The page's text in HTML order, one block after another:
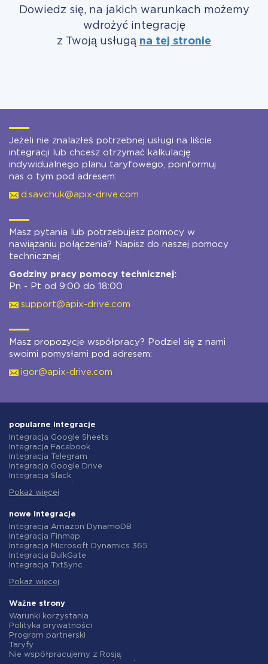
Dowiedz się, na jakich warunkach możemy
wdrożyć integrację
z Twoją usługą na tej stronie
Jeżeli nie znalazłeś potrzebnej usługi na liście
integracji lub chcesz otrzymać kalkulację
indywidualnego planu taryfowego, poinformuj
nas o tym pod adresem:
d.savchuk@apix-drive.com
Masz pytania lub potrzebujesz pomocy w
nawiązaniu połączenia? Napisz do naszej pomocy
technicznej:
Godziny pracy pomocy technicznej:
Pn - Pt od 9:00 do 18:00
support@apix-drive.com
Masz propozycje współpracy? Podziel się z nami
swoimi pomysłami pod adresem:
igor@apix-drive.com
popularne integracje
Integracja Google Sheets
Integracja Facebook
Integracja Telegram
Integracja Google Drive
Integracja Slack
Integracja Gmail
Integracja ClickUp
Integracja Airtable
Integracja Google Contacts
Integracja OpenAI (ChatGPT)
Integracja Instagram
Integracja ActiveCampaign
Integracja Salesforce CRM
Integracja Notion
Integracja AWeber
Integracja Asana
Integracja ZOHO CRM
Integracja Webhooks
Integracja GetResponse
Pokaż więcej
nowe integracje
Integracja Amazon DynamoDB
Integracja Finmap
Integracja Microsoft Dynamics 365
Integracja BulkGate
Integracja TxtSync
Integracja Corezoid
Integracja Instasent
Integracja AtomPark
Integracja TXTImpact
Integracja Campaign Monitor
Integracja CM.com
Integracja D7 Networks
Pokaż więcej
Ważne strony
Warunki korzystania
Polityka prywatności
Program partnerski
Taryfy
Nie współpracujemy z Rosją